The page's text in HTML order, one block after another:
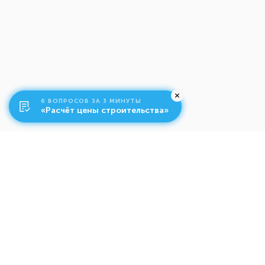
6 ВОПРОСОВ ЗА 3 МИНУТЫ
«Расчёт цены строительства»